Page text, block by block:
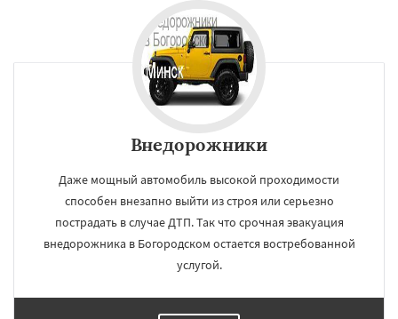
Внедорожники
Даже мощный автомобиль высокой проходимости
способен внезапно выйти из строя или серьезно
пострадать в случае ДТП. Так что срочная эвакуация
внедорожника в Богородском остается востребованной
услугой.